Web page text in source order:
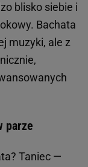
blisko siebie i
Bachata
muzyki, ale z
parze
Taniec —